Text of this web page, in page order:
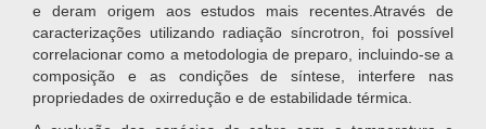
e deram origem aos estudos mais recentes.Através de
caracterizações utilizando radiação síncrotron, foi possível
correlacionar como a metodologia de preparo, incluindo-se a
composição e as condições de síntese, interfere nas
propriedades de oxirredução e de estabilidade térmica.